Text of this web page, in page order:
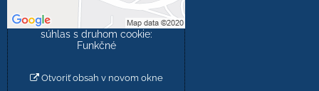
Povoliť a zapamätať -
súhlas s druhom cookie:
Funkčné
Otvoriť obsah v novom okne